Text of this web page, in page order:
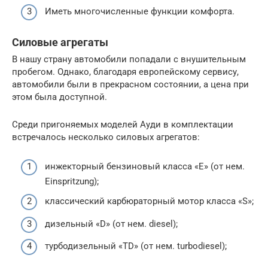
Иметь многочисленные функции комфорта.
Силовые агрегаты
В нашу страну автомобили попадали с внушительным
пробегом. Однако, благодаря европейскому сервису,
автомобили были в прекрасном состоянии, а цена при
этом была доступной.
Среди пригоняемых моделей Ауди в комплектации
встречалось несколько силовых агрегатов:
инжекторный бензиновый класса «E» (от нем.
Einspritzung);
классический карбюраторный мотор класса «S»;
дизельный «D» (от нем. diesel);
турбодизельный «TD» (от нем. turbodiesel);